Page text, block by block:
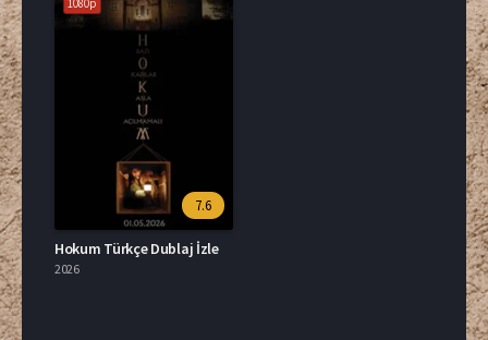
1080p
7.6
Hokum Türkçe Dublaj İzle
2026